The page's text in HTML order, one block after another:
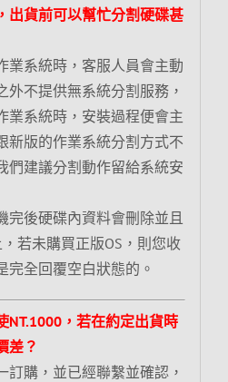
出貨前可以幫忙分割硬碟甚
業系統時，客服人員會主動
外不提供無系統分割服務，
業系統時，安裝過程便會主
新版的作業系統分割方式不
們建議分割動作留給系統安
完後硬碟內資料會刪除並且
若未購買正版OS，則您收
完全回覆空白狀態的。
NT.1000，若在約定出貨時
差？
訂購，並已經聯繫並確認，